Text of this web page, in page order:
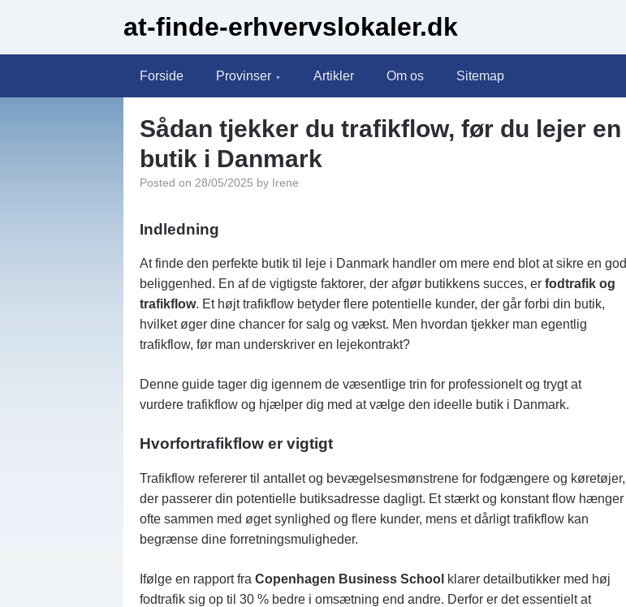
at-finde-erhvervslokaler.dk
Forside Provinser Artikler Om os Sitemap
Sådan tjekker du trafikflow, før du lejer en
butik i Danmark
Posted on 28/05/2025 by Irene
Indledning
At finde den perfekte butik til leje i Danmark handler om mere end blot at sikre en god
beliggenhed. En af de vigtigste faktorer, der afgør butikkens succes, er fodtrafik og
trafikflow. Et højt trafikflow betyder flere potentielle kunder, der går forbi din butik,
hvilket øger dine chancer for salg og vækst. Men hvordan tjekker man egentlig
trafikflow, før man underskriver en lejekontrakt?
Denne guide tager dig igennem de væsentlige trin for professionelt og trygt at
vurdere trafikflow og hjælper dig med at vælge den ideelle butik i Danmark.
Hvorfortrafikflow er vigtigt
Trafikflow refererer til antallet og bevægelsesmønstrene for fodgængere og køretøjer,
der passerer din potentielle butiksadresse dagligt. Et stærkt og konstant flow hænger
ofte sammen med øget synlighed og flere kunder, mens et dårligt trafikflow kan
begrænse dine forretningsmuligheder.
Ifølge en rapport fra Copenhagen Business School klarer detailbutikker med høj
fodtrafik sig op til 30 % bedre i omsætning end andre. Derfor er det essentielt at